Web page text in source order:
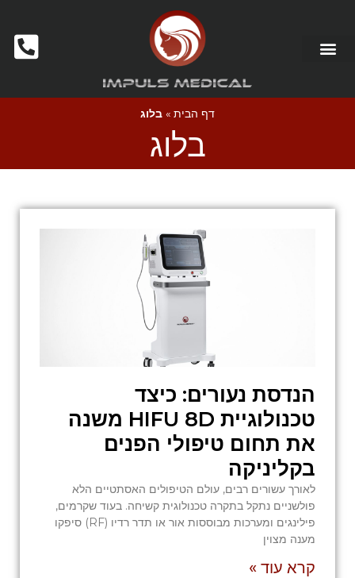
דף הבית » בלוג
בלוג
הנדסת נעורים: כיצד
טכנולוגיית HIFU 8D משנה
את תחום טיפולי הפנים
בקליניקה
לאורך עשורים רבים, עולם הטיפולים האסתטיים הלא
פולשניים נתקל בתקרה טכנולוגית קשיחה. בעוד שקרמים,
פילינגים ומערכות מבוססות אור או תדר רדיו (RF) סיפקו
מענה מצוין
קרא עוד »